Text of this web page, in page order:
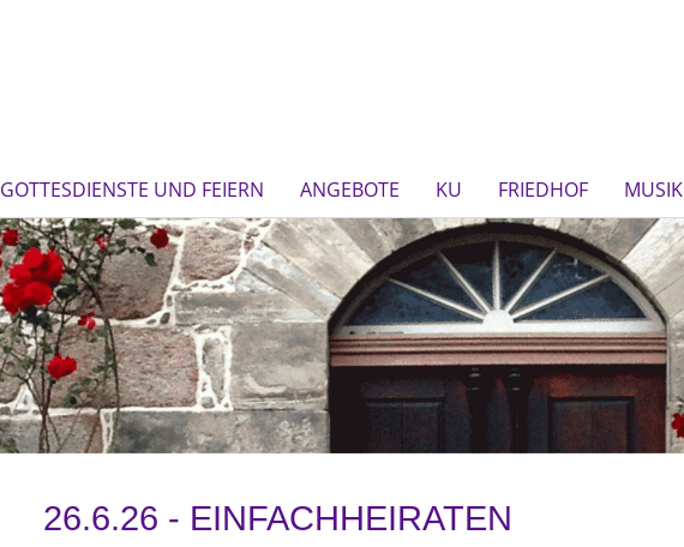
GOTTESDIENSTE UND FEIERN ANGEBOTE KU FRIEDHOF MUSIK
26.6.26 - EINFACHHEIRATEN